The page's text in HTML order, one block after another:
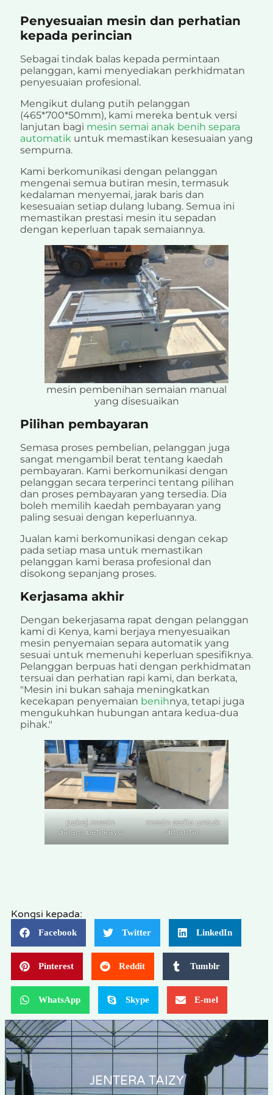
Penyesuaian mesin dan perhatian
kepada perincian
Sebagai tindak balas kepada permintaan
pelanggan, kami menyediakan perkhidmatan
penyesuaian profesional.
Mengikut dulang putih pelanggan
(465*700*50mm), kami mereka bentuk versi
lanjutan bagi mesin semai anak benih separa
automatik untuk memastikan kesesuaian yang
sempurna.
Kami berkomunikasi dengan pelanggan
mengenai semua butiran mesin, termasuk
kedalaman menyemai, jarak baris dan
kesesuaian setiap dulang lubang. Semua ini
memastikan prestasi mesin itu sepadan
dengan keperluan tapak semaiannya.
mesin pembenihan semaian manual
yang disesuaikan
Pilihan pembayaran
Semasa proses pembelian, pelanggan juga
sangat mengambil berat tentang kaedah
pembayaran. Kami berkomunikasi dengan
pelanggan secara terperinci tentang pilihan
dan proses pembayaran yang tersedia. Dia
boleh memilih kaedah pembayaran yang
paling sesuai dengan keperluannya.
Jualan kami berkomunikasi dengan cekap
pada setiap masa untuk memastikan
pelanggan kami berasa profesional dan
disokong sepanjang proses.
Kerjasama akhir
Dengan bekerjasama rapat dengan pelanggan
kami di Kenya, kami berjaya menyesuaikan
mesin penyemaian separa automatik yang
sesuai untuk memenuhi keperluan spesifiknya.
Pelanggan berpuas hati dengan perkhidmatan
tersuai dan perhatian rapi kami, dan berkata,
"Mesin ini bukan sahaja meningkatkan
kecekapan penyemaian benihnya, tetapi juga
mengukuhkan hubungan antara kedua-dua
pihak."
pakej mesin
dalam peti kayu
mesin sedia untuk
dihantar
Kongsi kepada:
Facebook Twitter LinkedIn
Pinterest Reddit Tumblr
WhatsApp Skype E-mel
JENTERA TAIZY